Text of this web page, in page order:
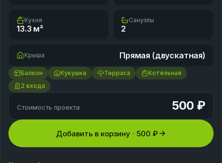
Кухня
13.3 м²
Санузлы
2
Крыша Прямая (двускатная)
Балкон Кукушка Терраса
Котельная
2 входа
Стоимость проекта 500 ₽
Добавить в корзину · 500 ₽